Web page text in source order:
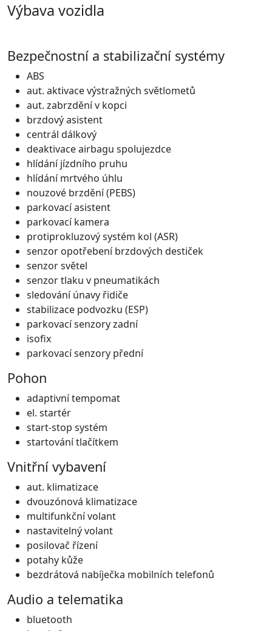
Výbava vozidla
Bezpečnostní a stabilizační systémy
ABS
aut. aktivace výstražných světlometů
aut. zabrzdění v kopci
brzdový asistent
centrál dálkový
deaktivace airbagu spolujezdce
hlídání jízdního pruhu
hlídání mrtvého úhlu
nouzové brzdění (PEBS)
parkovací asistent
parkovací kamera
protiprokluzový systém kol (ASR)
senzor opotřebení brzdových destiček
senzor světel
senzor tlaku v pneumatikách
sledování únavy řidiče
stabilizace podvozku (ESP)
parkovací senzory zadní
isofix
parkovací senzory přední
Pohon
adaptivní tempomat
el. startér
start-stop systém
startování tlačítkem
Vnitřní vybavení
aut. klimatizace
dvouzónová klimatizace
multifunkční volant
nastavitelný volant
posilovač řízení
potahy kůže
bezdrátová nabíječka mobilních telefonů
Audio a telematika
bluetooth